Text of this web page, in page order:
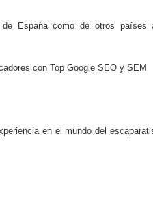
de España como de otros países
con Top Google SEO y SEM
en el mundo del